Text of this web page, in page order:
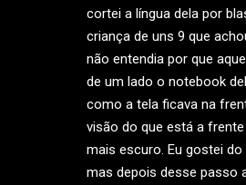
cortei a língua dela por
criança de uns 9 que
não entendia por que
de um lado o notebook
como a tela ficava na
visão do que está a
mais escuro. Eu gostei
mas depois desse passo